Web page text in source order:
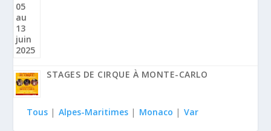
STAGES DE CIRQUE À MONTE-CARLO
Tous | Alpes-Maritimes | Monaco | Var